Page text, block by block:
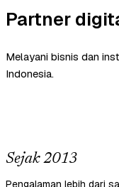
Partner
Melayani bisnis dan
Indonesia.
Sejak 2013